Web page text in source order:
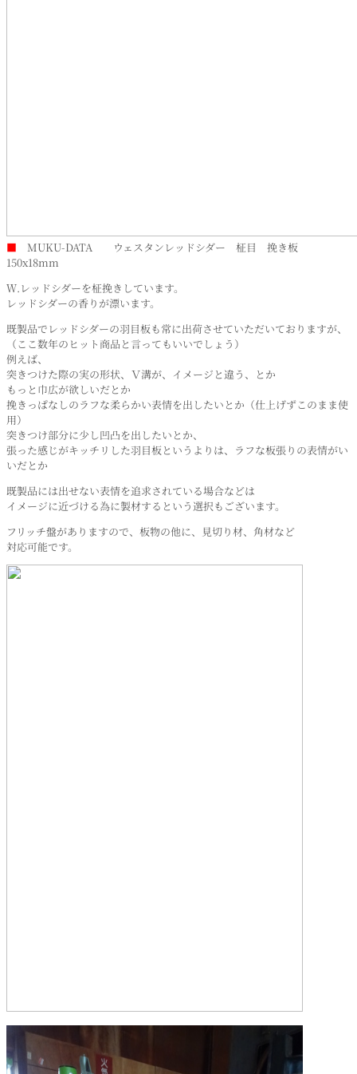
■ MUKU-DATA ウェスタンレッドシダー 柾目 挽き板
150x18mm
Ｗ.レッドシダーを柾挽きしています。
レッドシダーの香りが漂います。
既製品でレッドシダーの羽目板も常に出荷させていただいておりますが、
（ここ数年のヒット商品と言ってもいいでしょう）
例えば、
突きつけた際の実の形状、Ｖ溝が、イメージと違う、とか
もっと巾広が欲しいだとか
挽きっぱなしのラフな柔らかい表情を出したいとか（仕上げずこのまま使
用）
突きつけ部分に少し凹凸を出したいとか、
張った感じがキッチリした羽目板というよりは、ラフな板張りの表情がい
いだとか
既製品には出せない表情を追求されている場合などは
イメージに近づける為に製材するという選択もございます。
フリッチ盤がありますので、板物の他に、見切り材、角材など
対応可能です。